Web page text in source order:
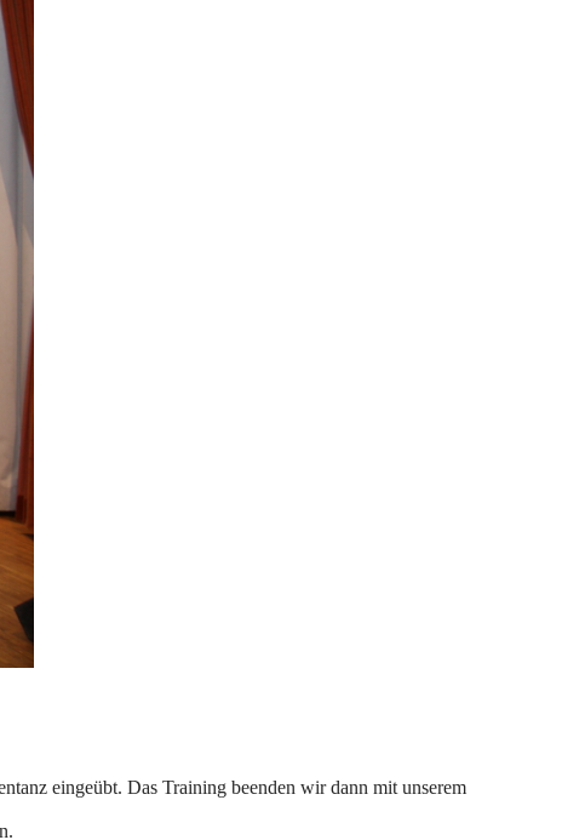
eingeübt. Das Training beenden wir dann mit unserem